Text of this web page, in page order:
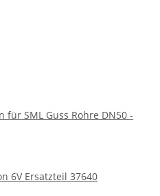
SML Guss Rohre DN50 -